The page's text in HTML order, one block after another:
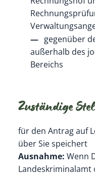
gegenüber
außerhalb des
Bereichs
Zuständige
für den Antrag auf
über Sie speichert
Ausnahme: Wenn
Landeskriminalamt